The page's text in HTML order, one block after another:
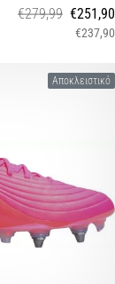
€279,99 €251,90
€237,90
Αποκλειστικό